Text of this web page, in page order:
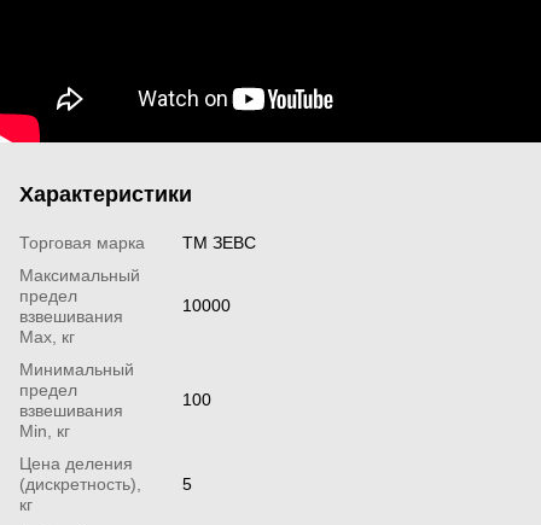
Характеристики
Торговая марка
ТМ ЗЕВС
Максимальный
предел
взвешивания
Мах, кг
10000
Минимальный
предел
взвешивания
Min, кг
100
Цена деления
(дискретность),
кг
5